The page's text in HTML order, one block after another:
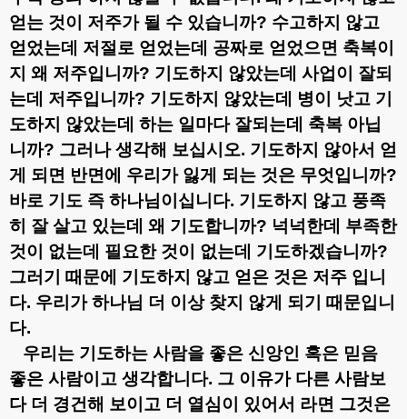
얻는 것이 저주가 될 수 있습니까? 수고하지 않고
얻었는데 저절로 얻었는데 공짜로 얻었으면 축복이
지 왜 저주입니까? 기도하지 않았는데 사업이 잘되
는데 저주입니까? 기도하지 않았는데 병이 낫고 기
도하지 않았는데 하는 일마다 잘되는데 축복 아닙
니까? 그러나 생각해 보십시오. 기도하지 않아서 얻
게 되면 반면에 우리가 잃게 되는 것은 무엇입니까?
바로 기도 즉 하나님이십니다. 기도하지 않고 풍족
히 잘 살고 있는데 왜 기도합니까? 넉넉한데 부족한
것이 없는데 필요한 것이 없는데 기도하겠습니까?
그러기 때문에 기도하지 않고 얻은 것은 저주 입니
다. 우리가 하나님 더 이상 찾지 않게 되기 때문입니
다.
우리는 기도하는 사람을 좋은 신앙인 혹은 믿음
좋은 사람이고 생각합니다. 그 이유가 다른 사람보
다 더 경건해 보이고 더 열심이 있어서 라면 그것은